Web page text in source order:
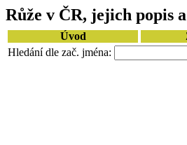
Růže v ČR, jejich popis
Úvod
Hledání dle zač. jména: